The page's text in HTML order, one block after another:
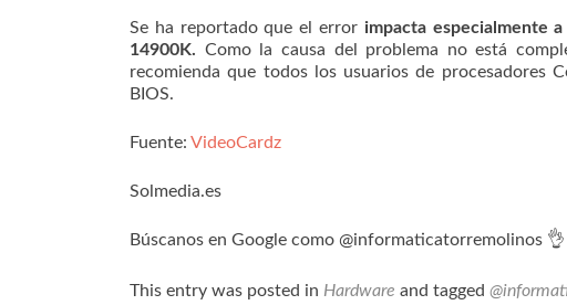
Se ha reportado que el error impacta especialmente
14900K. Como la causa del problema no está
recomienda que todos los usuarios de procesadores
BIOS.
Fuente: VideoCardz
Solmedia.es
Búscanos en Google como @informaticatorremolinos 👌
This entry was posted in Hardware and tagged